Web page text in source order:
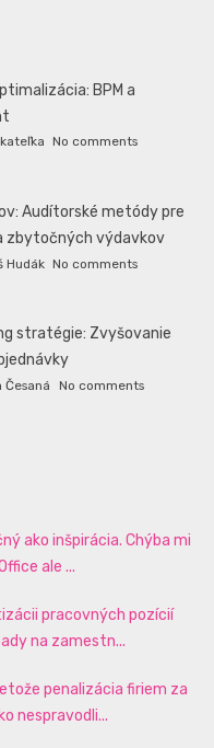
BPM a
No comments
Audítorské metódy pre
zbytočných výdavkov
Hudák No comments
stratégie: Zvyšovanie
Česaná No comments
ako inšpirácia. Chýba mi
ale ...
pracovných pozícií
na zamestn...
penalizácia firiem za
nespravodli...